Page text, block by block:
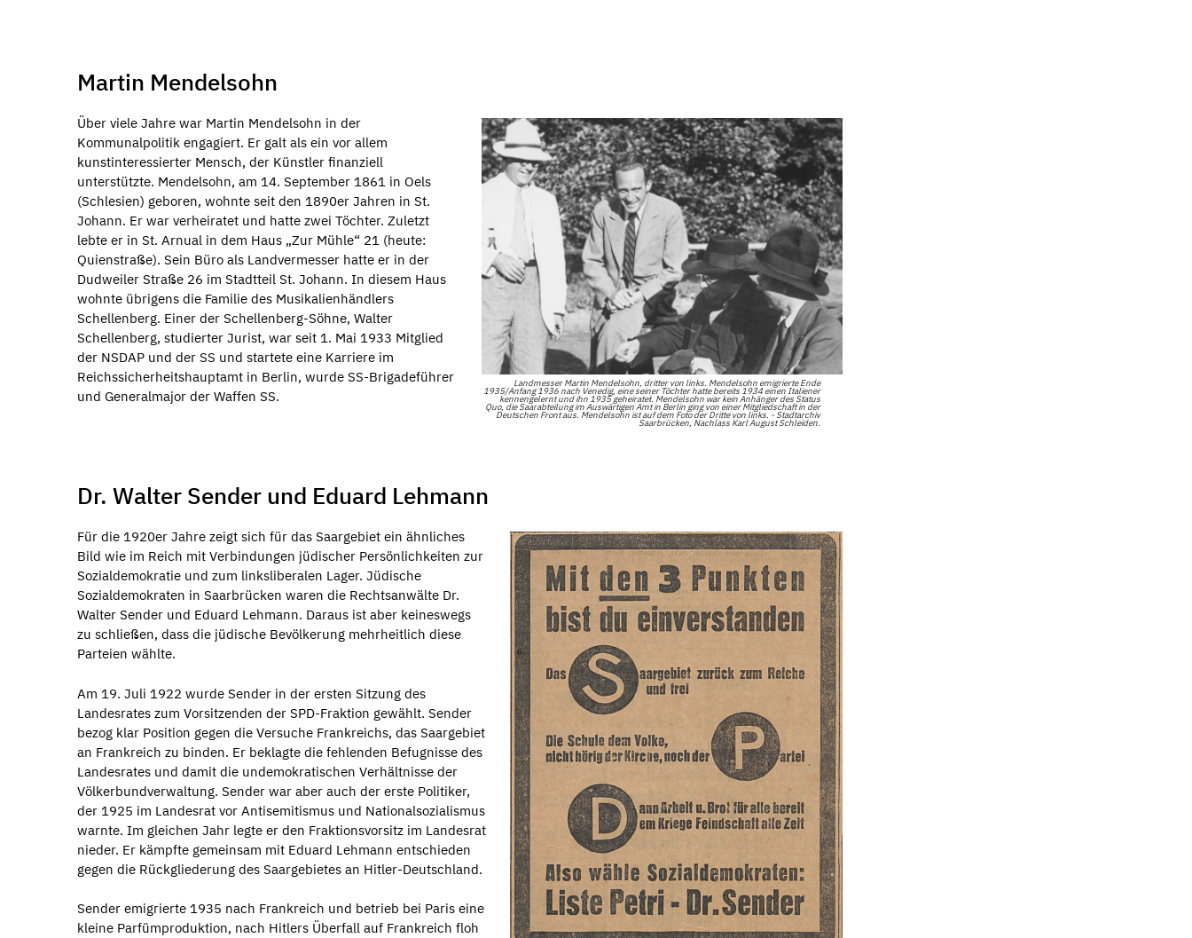
Martin Mendelsohn
Landmesser Martin Mendelsohn, dritter von links. Mendelsohn emigrierte Ende
1935/Anfang 1936 nach Venedig, eine seiner Töchter hatte bereits 1934 einen Italiener
kennengelernt und ihn 1935 geheiratet. Mendelsohn war kein Anhänger des Status
Quo, die Saarabteilung im Auswärtigen Amt in Berlin ging von einer Mitgliedschaft in der
Deutschen Front aus. Mendelsohn ist auf dem Foto der Dritte von links. - Stadtarchiv
Saarbrücken, Nachlass Karl August Schleiden.
Über viele Jahre war Martin Mendelsohn in der
Kommunalpolitik engagiert. Er galt als ein vor allem
kunstinteressierter Mensch, der Künstler finanziell
unterstützte. Mendelsohn, am 14. September 1861 in Oels
(Schlesien) geboren, wohnte seit den 1890er Jahren in St.
Johann. Er war verheiratet und hatte zwei Töchter. Zuletzt
lebte er in St. Arnual in dem Haus „Zur Mühle“ 21 (heute:
Quienstraße). Sein Büro als Landvermesser hatte er in der
Dudweiler Straße 26 im Stadtteil St. Johann. In diesem Haus
wohnte übrigens die Familie des Musikalienhändlers
Schellenberg. Einer der Schellenberg-Söhne, Walter
Schellenberg, studierter Jurist, war seit 1. Mai 1933 Mitglied
der NSDAP und der SS und startete eine Karriere im
Reichssicherheitshauptamt in Berlin, wurde SS-Brigadeführer
und Generalmajor der Waffen SS.
Dr. Walter Sender und Eduard Lehmann
Für die 1920er Jahre zeigt sich für das Saargebiet ein ähnliches
Bild wie im Reich mit Verbindungen jüdischer Persönlichkeiten zur
Sozialdemokratie und zum linksliberalen Lager. Jüdische
Sozialdemokraten in Saarbrücken waren die Rechtsanwälte Dr.
Walter Sender und Eduard Lehmann. Daraus ist aber keineswegs
zu schließen, dass die jüdische Bevölkerung mehrheitlich diese
Parteien wählte.
Am 19. Juli 1922 wurde Sender in der ersten Sitzung des
Landesrates zum Vorsitzenden der SPD-Fraktion gewählt. Sender
bezog klar Position gegen die Versuche Frankreichs, das Saargebiet
an Frankreich zu binden. Er beklagte die fehlenden Befugnisse des
Landesrates und damit die undemokratischen Verhältnisse der
Völkerbundverwaltung. Sender war aber auch der erste Politiker,
der 1925 im Landesrat vor Antisemitismus und Nationalsozialismus
warnte. Im gleichen Jahr legte er den Fraktionsvorsitz im Landesrat
nieder. Er kämpfte gemeinsam mit Eduard Lehmann entschieden
gegen die Rückgliederung des Saargebietes an Hitler-Deutschland.
Sender emigrierte 1935 nach Frankreich und betrieb bei Paris eine
kleine Parfümproduktion, nach Hitlers Überfall auf Frankreich floh